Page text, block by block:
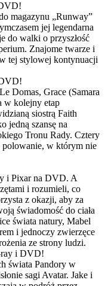
magazynu „Runway”
jej legendarna
do walki o przyszłość
Znajome twarze i
tej stylowej kontynuacji
Domas, Grace (Samara
w kolejny etap
siostrą Faith
jedną szansę na
Tronu Rady. Cztery
polowanie, w którym nie
i Pixar na DVD. A
i rozumieli, co
z okazji, aby za
świadomość do ciała
świata natury, Mabel
i jednoczy zwierzęce
ze strony ludzi.
ray i DVD!
świata Pandory w
sagi Avatar. Jake i